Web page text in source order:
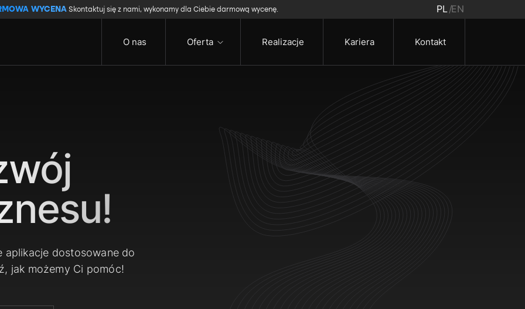
WYCENASkontaktuj się z nami, wykonamy dla Ciebie darmową wycenę. PL EN
O nas Oferta Realizacje Kariera Kontakt
aplikacje dostosowane do
jak możemy Ci pomóc!